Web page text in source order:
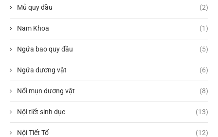
Mủ quy đầu (2)
Nam Khoa (1)
Ngứa bao quy đầu (5)
Ngứa dương vật (6)
Nổi mụn dương vật (8)
Nội tiết sinh dục (13)
Nội Tiết Tố (12)